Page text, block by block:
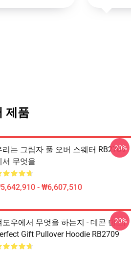
제품
리는 그림자 풀 오버 스웨터 RB2709
서 무엇을
- ₩6,607,510
-20%
도우에서 무엇을 하는지 - 데콘 댄스|
Gift Pullover Hoodie RB2709
-20%